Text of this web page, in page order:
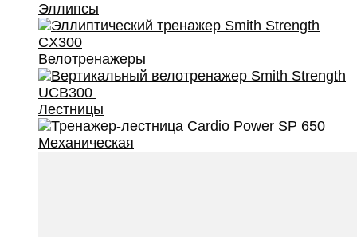
Эллипсы
Велотренажеры
Лестницы
Механическая